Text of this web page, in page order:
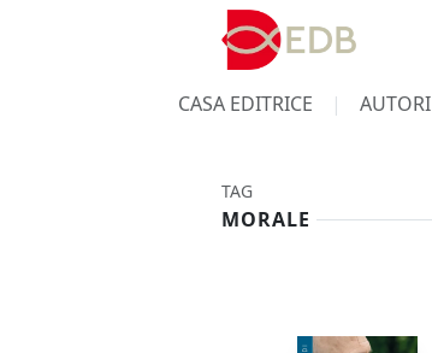
CASA EDITRICE AUTORI
TAG
MORALE